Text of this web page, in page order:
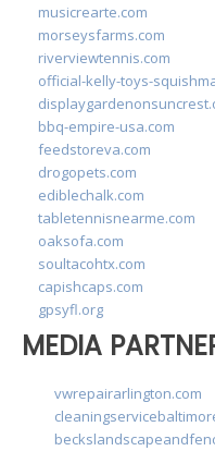
musicrearte.com
morseysfarms.com
riverviewtennis.com
official-kelly-toys-
bbq-empire-usa.com
feedstoreva.com
drogopets.com
ediblechalk.com
tabletennisnearme.com
oaksofa.com
soultacohtx.com
capishcaps.com
gpsyfl.org
MEDIA
vwrepairarlington.com